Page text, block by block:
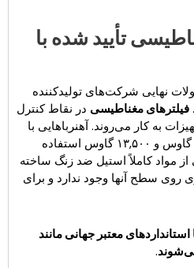
تأیید شده با
نهایی شرکت‌های تولیدکننده
فیلترهای مغناطیسی در نقاط کنترل
به کار می‌روند. آهنرباهایی با
مقادیر ۱۰,۰۰۰ گاوس، ۱۲,۵۰۰ گاوس و ۱۳,۵۰۰ گاوس استفاده
مواد کاملاً استیل ضد زنگ ساخته
روی سطح آنها وجود ندارد و برای
معتبر جهانی مانند
.